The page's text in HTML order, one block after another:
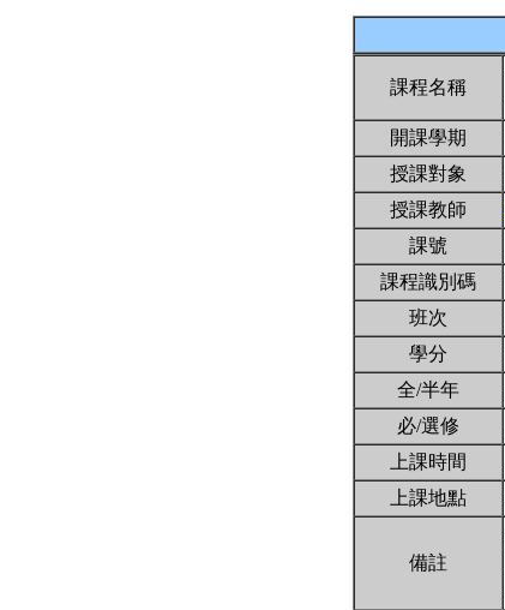
課程名稱
開課學期
授課對象
授課教師
課號
課程識別碼
班次
學分
全/半年
必/選修
上課時間
上課地點
備註